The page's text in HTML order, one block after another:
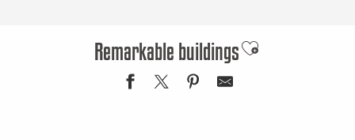
Remarkable buildingsAjouter aux